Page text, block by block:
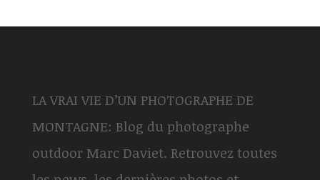
LA VRAI VIE D’UN PHOTOGRAPHE DE
MONTAGNE: Blog du photographe
outdoor Marc Daviet. Retrouvez toutes